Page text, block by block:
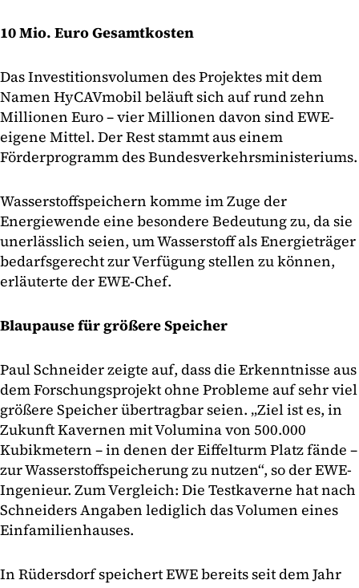
10 Mio. Euro Gesamtkosten
Das Investitionsvolumen des Projektes mit dem
Namen HyCAVmobil beläuft sich auf rund zehn
Millionen Euro – vier Millionen davon sind EWE-
eigene Mittel. Der Rest stammt aus einem
Förderprogramm des Bundesverkehrsministeriums.
Wasserstoffspeichern komme im Zuge der
Energiewende eine besondere Bedeutung zu, da sie
unerlässlich seien, um Wasserstoff als Energieträger
bedarfsgerecht zur Verfügung stellen zu können,
erläuterte der EWE-Chef.
Blaupause für größere Speicher
Paul Schneider zeigte auf, dass die Erkenntnisse aus
dem Forschungsprojekt ohne Probleme auf sehr viel
größere Speicher übertragbar seien. „Ziel ist es, in
Zukunft Kavernen mit Volumina von 500.000
Kubikmetern – in denen der Eiffelturm Platz fände –
zur Wasserstoffspeicherung zu nutzen“, so der EWE-
Ingenieur. Zum Vergleich: Die Testkaverne hat nach
Schneiders Angaben lediglich das Volumen eines
Einfamilienhauses.
In Rüdersdorf speichert EWE bereits seit dem Jahr